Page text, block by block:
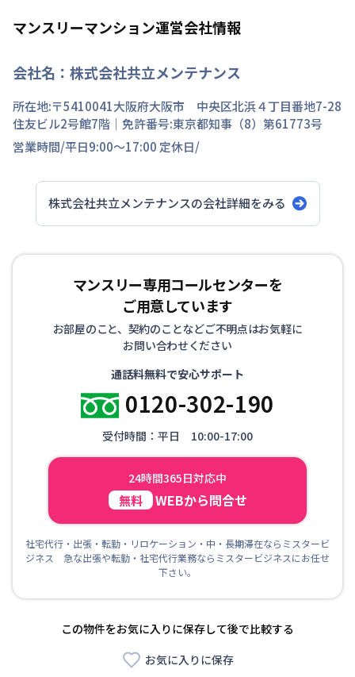
マンスリーマンション運営会社情報
会社名： 株式会社共立メンテナンス
所在地:〒5410041大阪府大阪市 中央区北浜４丁目番地7-28
住友ビル2号館7階 ｜免許番号:東京都知事（8）第61773号
営業時間/平日9:00～17:00 定休日/
株式会社共立メンテナンスの会社詳細をみる
マンスリー専用コールセンターを
ご用意しています
お部屋のこと、契約のことなどご不明点はお気軽に
お問い合わせください
通話料無料で安心サポート
0120-302-190
受付時間：平日 10:00-17:00
24時間365日対応中
無料 WEBから問合せ
社宅代行・出張・転勤・リロケーション・中・長期滞在ならミスタービ
ジネス 急な出張や転勤・社宅代行業務ならミスタービジネスにお任せ
下さい。
この物件をお気に入りに保存して後で比較する
お気に入りに保存